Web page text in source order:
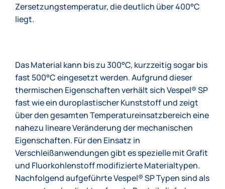
Zersetzungstemperatur, die deutlich über 400°C
liegt.
Das Material kann bis zu 300°C, kurzzeitig sogar bis
fast 500°C eingesetzt werden. Aufgrund dieser
thermischen Eigenschaften verhält sich Vespel® SP
fast wie ein duroplastischer Kunststoff und zeigt
über den gesamten Temperatureinsatzbereich eine
nahezu lineare Veränderung der mechanischen
Eigenschaften. Für den Einsatz in
Verschleißanwendungen gibt es spezielle mit Grafit
und Fluorkohlenstoff modifizierte Materialtypen.
Nachfolgend aufgeführte Vespel® SP Typen sind als